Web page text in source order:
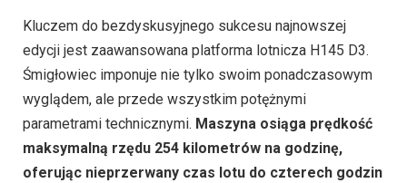
Kluczem do bezdyskusyjnego sukcesu najnowszej
edycji jest zaawansowana platforma lotnicza H145 D3.
Śmigłowiec imponuje nie tylko swoim ponadczasowym
wyglądem, ale przede wszystkim potężnymi
parametrami technicznymi. Maszyna osiąga prędkość
maksymalną rzędu 254 kilometrów na godzinę,
oferując nieprzerwany czas lotu do czterech godzin